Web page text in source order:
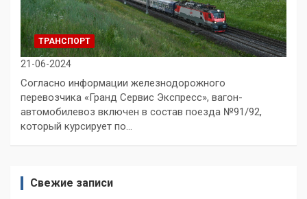
ТРАНСПОРТ
21-06-2024
Согласно информации железнодорожного
перевозчика «Гранд Сервис Экспресс», вагон-
автомобилевоз включен в состав поезда №91/92,
который курсирует по…
Свежие записи